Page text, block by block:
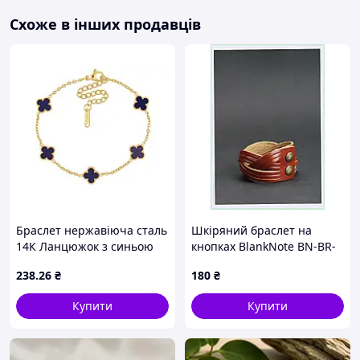
відрізнятися відтінком металу й фактурою.
Підійде як пам'ятний аксесуар, патріотичний
подарунок військовому, ветерану, волонтеру або
людині, якій близька тематика НГУ та «Гвардії Наступу».
Схоже в інших продавців
Браслет нержавіюча сталь
14К Ланцюжок з синьою
1.5-9мм (350591) ТМ
XUPING
238.26 ₴
Купити
Шкіряний браслет на
кнопках BlankNote BN-BR-
180 ₴
Купити